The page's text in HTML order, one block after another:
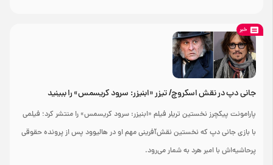
خبر
جانی دپ در نقش اسکروچ/ تیزر «ابنیزر: سرود کریسمس» را ببینید
پارامونت پیکچرز نخستین تریلر فیلم «ابنیزر: سرود کریسمس» را منتشر کرد؛ فیلمی
با بازی جانی دپ که نخستین نقش‌آفرینی مهم او در هالیوود پس از پرونده حقوقی
پرحاشیه‌اش با امبر هرد به شمار می‌رود.